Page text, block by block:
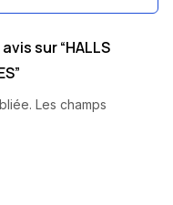
sur “HALLS
Les champs